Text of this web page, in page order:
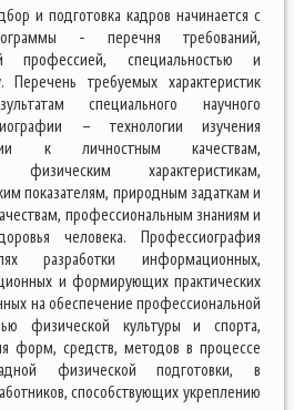
и подготовка кадров начинается с
- перечня требований,
профессией, специальностью и
требуемых характеристик
специального научного
– технологии изучения
к личностным качествам,
физическим характеристикам,
показателям, природным задаткам и
профессиональным знаниям и
человека. Профессиография
разработки информационных,
и формирующих практических
на обеспечение профессиональной
физической культуры и спорта,
форм, средств, методов в процессе
физической подготовки, в
способствующих укреплению